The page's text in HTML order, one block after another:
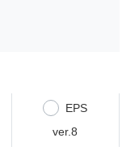
EPS
ver.8